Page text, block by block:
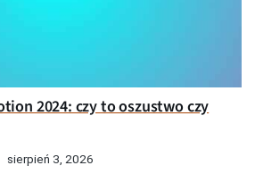
2024: czy to oszustwo czy
sierpień 3, 2026